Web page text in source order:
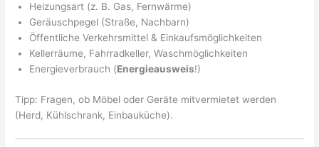
Heizungsart (z. B. Gas, Fernwärme)
Geräuschpegel (Straße, Nachbarn)
Öffentliche Verkehrsmittel & Einkaufsmöglichkeiten
Kellerräume, Fahrradkeller, Waschmöglichkeiten
Energieverbrauch (Energieausweis!)
Tipp: Fragen, ob Möbel oder Geräte mitvermietet werden
(Herd, Kühlschrank, Einbauküche).